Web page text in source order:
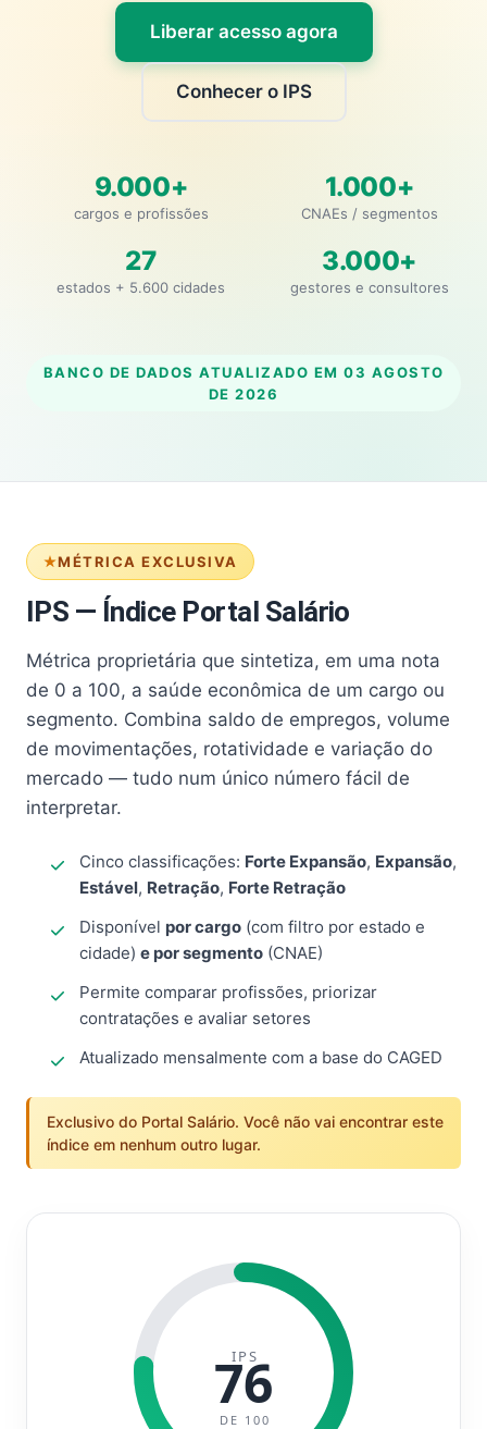
Liberar acesso agora
Conhecer o IPS
9.000+
cargos e profissões
1.000+
CNAEs / segmentos
27
estados + 5.600 cidades
3.000+
gestores e consultores
BANCO DE DADOS ATUALIZADO EM 03 AGOSTO
DE 2026
MÉTRICA EXCLUSIVA
IPS — Índice Portal Salário
Métrica proprietária que sintetiza, em uma nota
de 0 a 100, a saúde econômica de um cargo ou
segmento. Combina saldo de empregos, volume
de movimentações, rotatividade e variação do
mercado — tudo num único número fácil de
interpretar.
Cinco classificações: Forte Expansão, Expansão,
Estável, Retração, Forte Retração
Disponível por cargo (com filtro por estado e
cidade) e por segmento (CNAE)
Permite comparar profissões, priorizar
contratações e avaliar setores
Atualizado mensalmente com a base do CAGED
Exclusivo do Portal Salário. Você não vai encontrar este
índice em nenhum outro lugar.
IPS
76
DE 100